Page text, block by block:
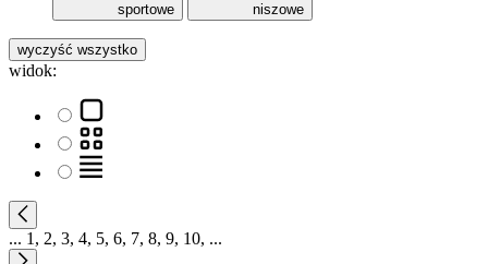
sportowe niszowe
wyczyść wszystko
widok:
... 1 , 2, 3, 4, 5, 6, 7, 8, 9, 10, ...